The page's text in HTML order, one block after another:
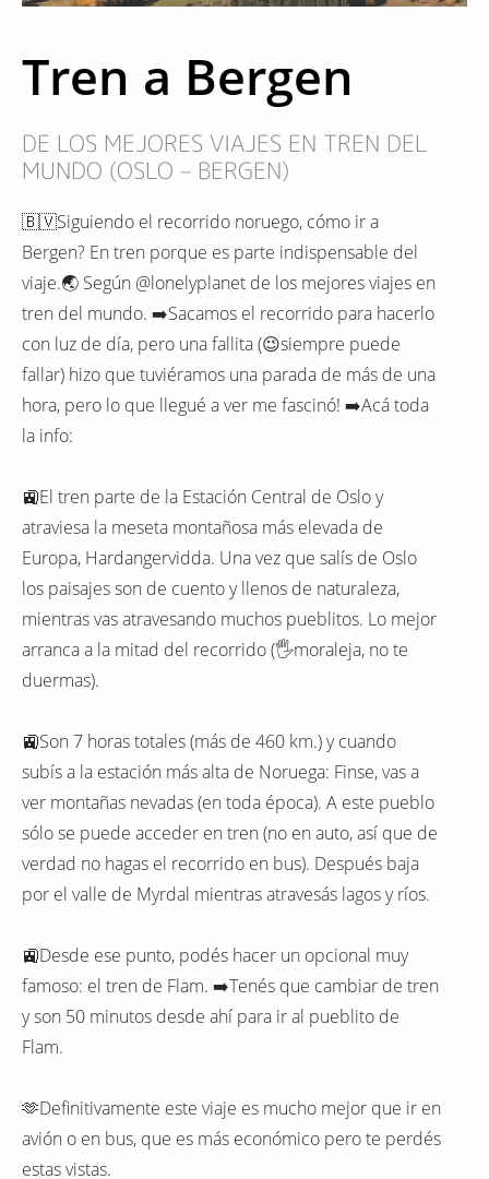
Tren a Bergen
DE LOS MEJORES VIAJES EN TREN DEL
MUNDO (OSLO – BERGEN)
🇧🇻Siguiendo el recorrido noruego, cómo ir a
Bergen? En tren porque es parte indispensable del
viaje.🌏 Según @lonelyplanet de los mejores viajes en
tren del mundo. ➡️Sacamos el recorrido para hacerlo
con luz de día, pero una fallita (😉siempre puede
fallar) hizo que tuviéramos una parada de más de una
hora, pero lo que llegué a ver me fascinó! ➡️Acá toda
la info:
🚉El tren parte de la Estación Central de Oslo y
atraviesa la meseta montañosa más elevada de
Europa, Hardangervidda. Una vez que salís de Oslo
los paisajes son de cuento y llenos de naturaleza,
mientras vas atravesando muchos pueblitos. Lo mejor
arranca a la mitad del recorrido (🖐moraleja, no te
duermas).
🚉Son 7 horas totales (más de 460 km.) y cuando
subís a la estación más alta de Noruega: Finse, vas a
ver montañas nevadas (en toda época). A este pueblo
sólo se puede acceder en tren (no en auto, así que de
verdad no hagas el recorrido en bus). Después baja
por el valle de Myrdal mientras atravesás lagos y ríos.
🚉Desde ese punto, podés hacer un opcional muy
famoso: el tren de Flam. ➡️Tenés que cambiar de tren
y son 50 minutos desde ahí para ir al pueblito de
Flam.
🫶Definitivamente este viaje es mucho mejor que ir en
avión o en bus, que es más económico pero te perdés
estas vistas.